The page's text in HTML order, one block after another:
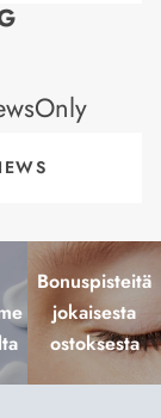
Bonuspisteitä
jokaisesta
ostoksesta